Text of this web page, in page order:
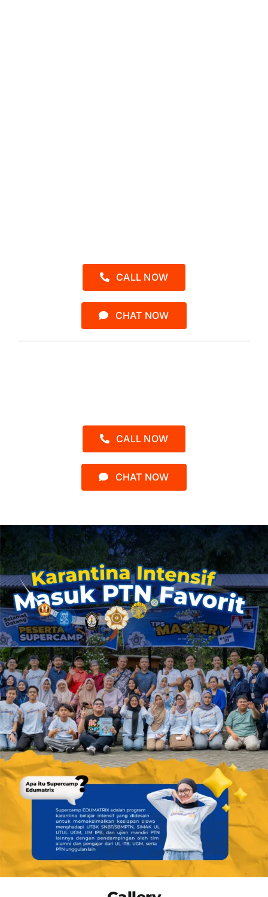
CALL NOW
CHAT NOW
CALL NOW
CHAT NOW